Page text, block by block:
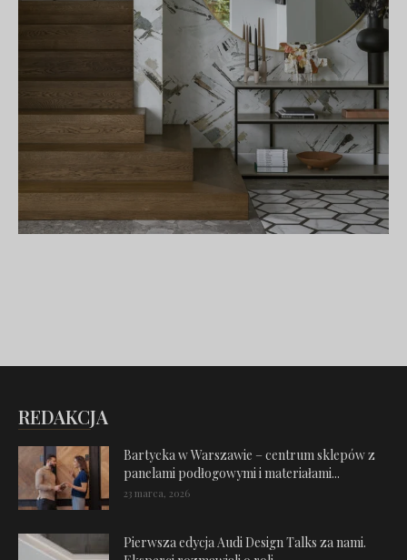
REDAKCJA
Bartycka w Warszawie – centrum sklepów z
panelami podłogowymi i materiałami...
23 marca, 2026
Pierwsza edycja Audi Design Talks za nami.